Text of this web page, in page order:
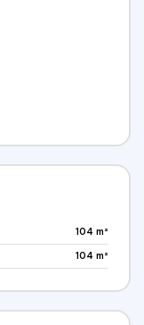
104 m²
104 m²